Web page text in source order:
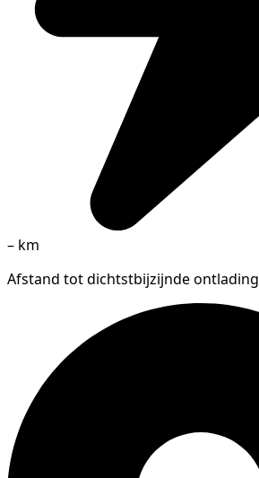
– km
Afstand tot dichtstbijzijnde ontlading